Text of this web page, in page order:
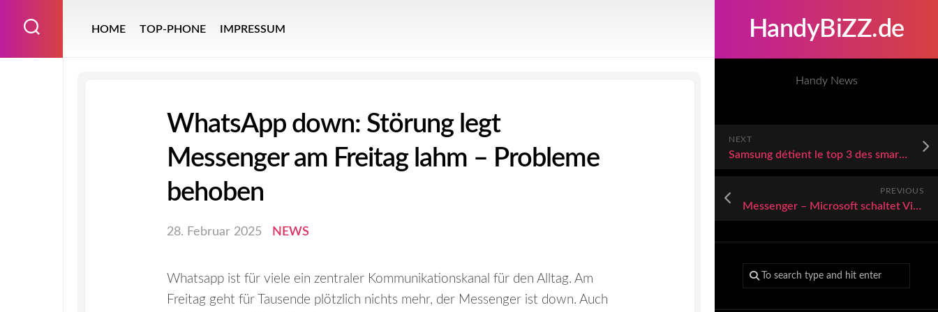
HandyBiZZ.de
Handy News
NEXT
Samsung détient le top 3 des smartphones les plus vendus sur Amazon actuellement, mais ce ne sont peut-être pas ceux auxquels vous pensez
PREVIOUS
Messenger – Microsoft schaltet Videotelefonie-Dienst Skype im Mai ab
HOME TOP-PHONE IMPRESSUM
WhatsApp down: Störung legt
Messenger am Freitag lahm – Probleme
behoben
28. Februar 2025 NEWS
Whatsapp ist für viele ein zentraler Kommunikationskanal für den Alltag. Am
Freitag geht für Tausende plötzlich nichts mehr, der Messenger ist down. Auch